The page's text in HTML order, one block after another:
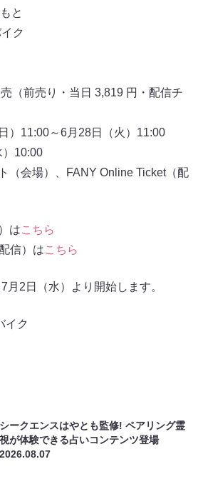
と
ク
（前売り・当日 3,819 円・配信チ
）11:00～6月28日（火）11:00
）10:00
（会場）、FANY Online Ticket（配
はこちら
信）はこちら
月2日（水）より開始します。
イク
シークエンスはやとも監修! ペアリング霊
視が体験できる占いコンテンツ登場
2026.08.07